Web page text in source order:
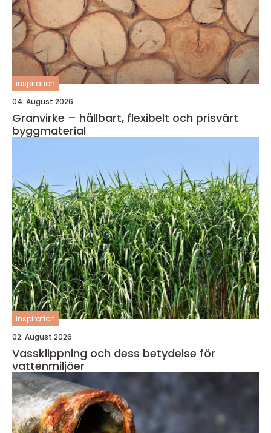
inspiration
04. August 2026
Granvirke – hållbart, flexibelt och prisvärt
byggmaterial
inspiration
02. August 2026
Vassklippning och dess betydelse för
vattenmiljöer